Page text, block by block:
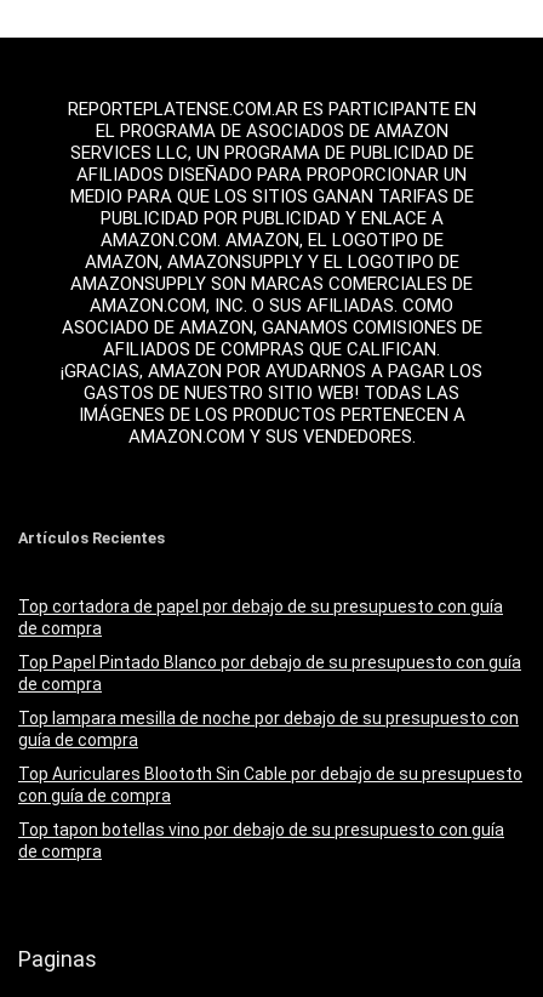
REPORTEPLATENSE.COM.AR ES PARTICIPANTE EN
EL PROGRAMA DE ASOCIADOS DE AMAZON
SERVICES LLC, UN PROGRAMA DE PUBLICIDAD DE
AFILIADOS DISEÑADO PARA PROPORCIONAR UN
MEDIO PARA QUE LOS SITIOS GANAN TARIFAS DE
PUBLICIDAD POR PUBLICIDAD Y ENLACE A
AMAZON.COM. AMAZON, EL LOGOTIPO DE
AMAZON, AMAZONSUPPLY Y EL LOGOTIPO DE
AMAZONSUPPLY SON MARCAS COMERCIALES DE
AMAZON.COM, INC. O SUS AFILIADAS. COMO
ASOCIADO DE AMAZON, GANAMOS COMISIONES DE
AFILIADOS DE COMPRAS QUE CALIFICAN.
¡GRACIAS, AMAZON POR AYUDARNOS A PAGAR LOS
GASTOS DE NUESTRO SITIO WEB! TODAS LAS
IMÁGENES DE LOS PRODUCTOS PERTENECEN A
AMAZON.COM Y SUS VENDEDORES.
Artículos Recientes
Top cortadora de papel por debajo de su presupuesto con guía
de compra
Top Papel Pintado Blanco por debajo de su presupuesto con guía
de compra
Top lampara mesilla de noche por debajo de su presupuesto con
guía de compra
Top Auriculares Bloototh Sin Cable por debajo de su presupuesto
con guía de compra
Top tapon botellas vino por debajo de su presupuesto con guía
de compra
Paginas